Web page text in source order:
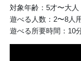
対象年齢：5才〜大人
遊べる人数：2〜8人
遊べる所要時間：10